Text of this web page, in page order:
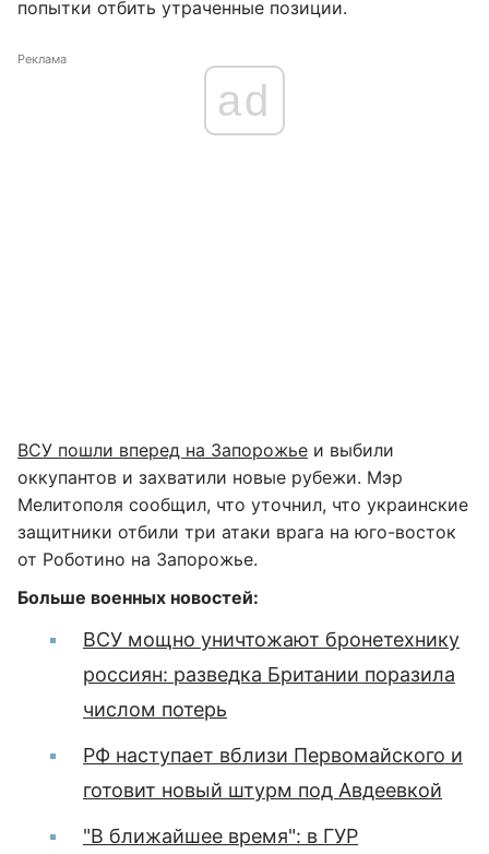
попытки отбить утраченные позиции.
Реклама
ad
ВСУ пошли вперед на Запорожье и выбили
оккупантов и захватили новые рубежи. Мэр
Мелитополя сообщил, что уточнил, что украинские
защитники отбили три атаки врага на юго-восток
от Роботино на Запорожье.
Больше военных новостей:
ВСУ мощно уничтожают бронетехнику
россиян: разведка Британии поразила
числом потерь
РФ наступает вблизи Первомайского и
готовит новый штурм под Авдеевкой
"В ближайшее время": в ГУР